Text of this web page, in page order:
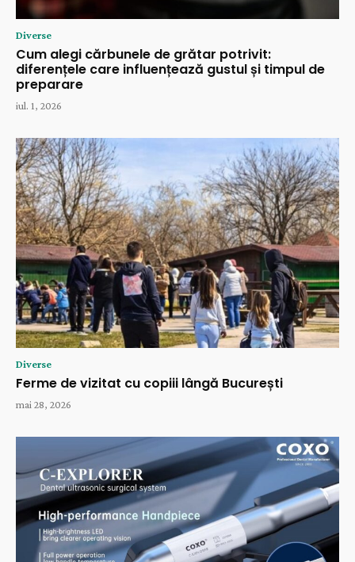
Diverse
Cum alegi cărbunele de grătar potrivit:
diferențele care influențează gustul și timpul de
preparare
iul. 1, 2026
Diverse
Ferme de vizitat cu copiii lângă București
mai 28, 2026